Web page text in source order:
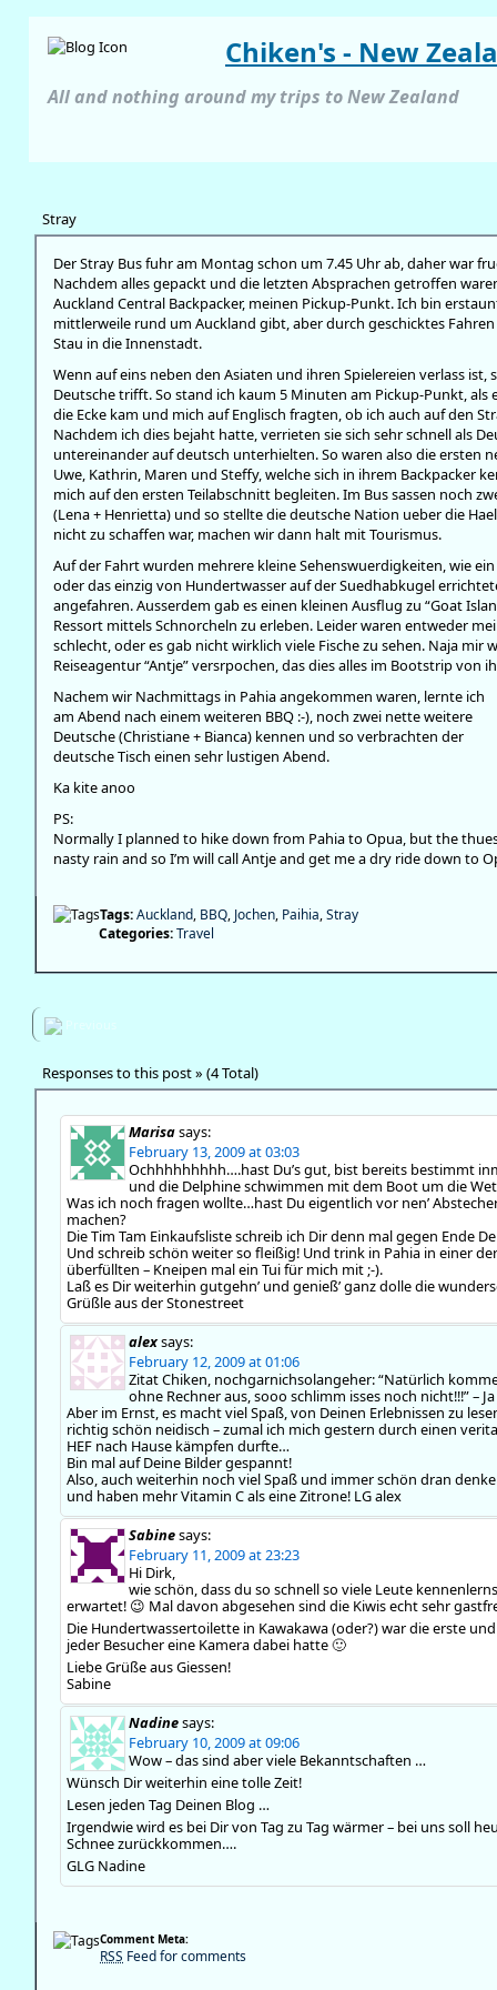
Chiken's - New
All and nothing around my trips to New Zealand
Stray
Der Stray Bus fuhr am Montag schon um 7.45 Uhr ab, daher war
Nachdem alles gepackt und die letzten Absprachen getroffen
Auckland Central Backpacker, meinen Pickup-Punkt. Ich bin
mittlerweile rund um Auckland gibt, aber durch geschicktes
Stau in die Innenstadt.
Wenn auf eins neben den Asiaten und ihren Spielereien verlass ist,
Deutsche trifft. So stand ich kaum 5 Minuten am Pickup-Punkt, als
die Ecke kam und mich auf Englisch fragten, ob ich auch auf den
Nachdem ich dies bejaht hatte, verrieten sie sich sehr schnell als
untereinander auf deutsch unterhielten. So waren also die ersten
Uwe, Kathrin, Maren und Steffy, welche sich in ihrem Backpacker
mich auf den ersten Teilabschnitt begleiten. Im Bus sassen noch
(Lena + Henrietta) und so stellte die deutsche Nation ueber die
nicht zu schaffen war, machen wir dann halt mit Tourismus.
Auf der Fahrt wurden mehrere kleine Sehenswuerdigkeiten, wie ein
oder das einzig von Hundertwasser auf der Suedhabkugel
angefahren. Ausserdem gab es einen kleinen Ausflug zu “Goat
Ressort mittels Schnorcheln zu erleben. Leider waren entweder
schlecht, oder es gab nicht wirklich viele Fische zu sehen. Naja mir
Reiseagentur “Antje” versrpochen, das dies alles im Bootstrip von
Nachem wir Nachmittags in Pahia angekommen waren, lernte ich
am Abend nach einem weiteren BBQ :-), noch zwei nette weitere
Deutsche (Christiane + Bianca) kennen und so verbrachten der
deutsche Tisch einen sehr lustigen Abend.
Ka kite anoo
PS:
Normally I planned to hike down from Pahia to Opua, but the
nasty rain and so I’m will call Antje and get me a dry ride down to
Tags:Auckland, BBQ, Jochen, Paihia,Stray
Categories:Travel
Responses to this post » (4 Total)
Marisasays:
February 13, 2009 at 03:03
Ochhhhhhhhh….hast Du’s gut, bist bereits bestimmt
und die Delphine schwimmen mit dem Boot um die
Was ich noch fragen wollte…hast Du eigentlich vor nen’
machen?
Die Tim Tam Einkaufsliste schreib ich Dir denn mal gegen Ende
Und schreib schön weiter so fleißig! Und trink in Pahia in einer
überfüllten – Kneipen mal ein Tui für mich mit ;-).
Laß es Dir weiterhin gutgehn’ und genieß’ ganz dolle die
Grüßle aus der Stonestreet
alexsays:
February 12, 2009 at 01:06
Zitat Chiken, nochgarnichsolangeher: “Natürlich
ohne Rechner aus, sooo schlimm isses noch nicht!!!” –
Aber im Ernst, es macht viel Spaß, von Deinen Erlebnissen zu
richtig schön neidisch – zumal ich mich gestern durch einen
HEF nach Hause kämpfen durfte…
Bin mal auf Deine Bilder gespannt!
Also, auch weiterhin noch viel Spaß und immer schön dran
und haben mehr Vitamin C als eine Zitrone! LG alex
Sabinesays:
February 11, 2009 at 23:23
Hi Dirk,
wie schön, dass du so schnell so viele Leute
erwartet! 😉 Mal davon abgesehen sind die Kiwis echt sehr
Die Hundertwassertoilette in Kawakawa (oder?) war die erste
jeder Besucher eine Kamera dabei hatte 🙂
Liebe Grüße aus Giessen!
Sabine
Nadinesays:
February 10, 2009 at 09:06
Wow – das sind aber viele Bekanntschaften …
Wünsch Dir weiterhin eine tolle Zeit!
Lesen jeden Tag Deinen Blog …
Irgendwie wird es bei Dir von Tag zu Tag wärmer – bei uns soll
Schnee zurückkommen….
GLG Nadine
Comment Meta:
RSS Feed for comments